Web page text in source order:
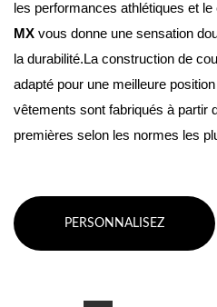
les performances athlétiques et
MX vous donne une sensation
la durabilité.La construction de
adapté pour une meilleure
vêtements sont fabriqués à partir
premières selon les normes les
PERSONNALISEZ